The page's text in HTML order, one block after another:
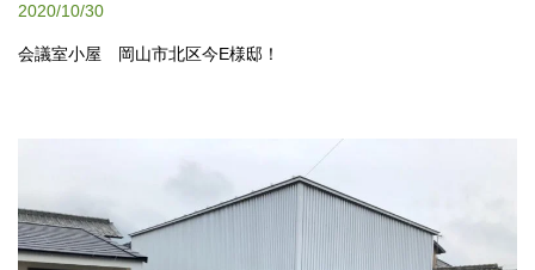
2020/10/30
会議室小屋 岡山市北区今E様邸！